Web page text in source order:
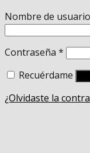
Nombre de
Contraseña *
Recuérdame
¿Olvidaste la